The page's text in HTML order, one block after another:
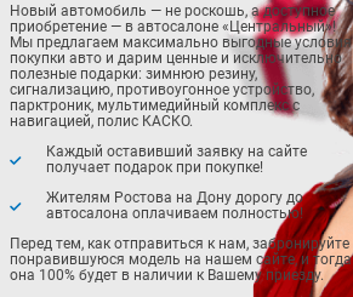
Новый автомобиль — не роскошь, а доступное
приобретение — в автосалоне «Центральный»!
Мы предлагаем максимально выгодные условия
покупки авто и дарим ценные и исключительно
полезные подарки: зимнюю резину,
сигнализацию, противоугонное устройство,
парктроник, мультимедийный комплекс с
навигацией, полис КАСКО.
Каждый оставивший заявку на сайте
получает подарок при покупке!
Жителям Ростова на Дону дорогу до
автосалона оплачиваем полностью!
Перед тем, как отправиться к нам, забронируйте
понравившуюся модель на нашем сайте, и тогда
она 100% будет в наличии к Вашему приезду.